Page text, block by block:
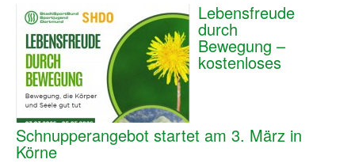
Lebensfreude
durch
Bewegung –
kostenloses
Schnupperangebot startet am 3. März in
Körne